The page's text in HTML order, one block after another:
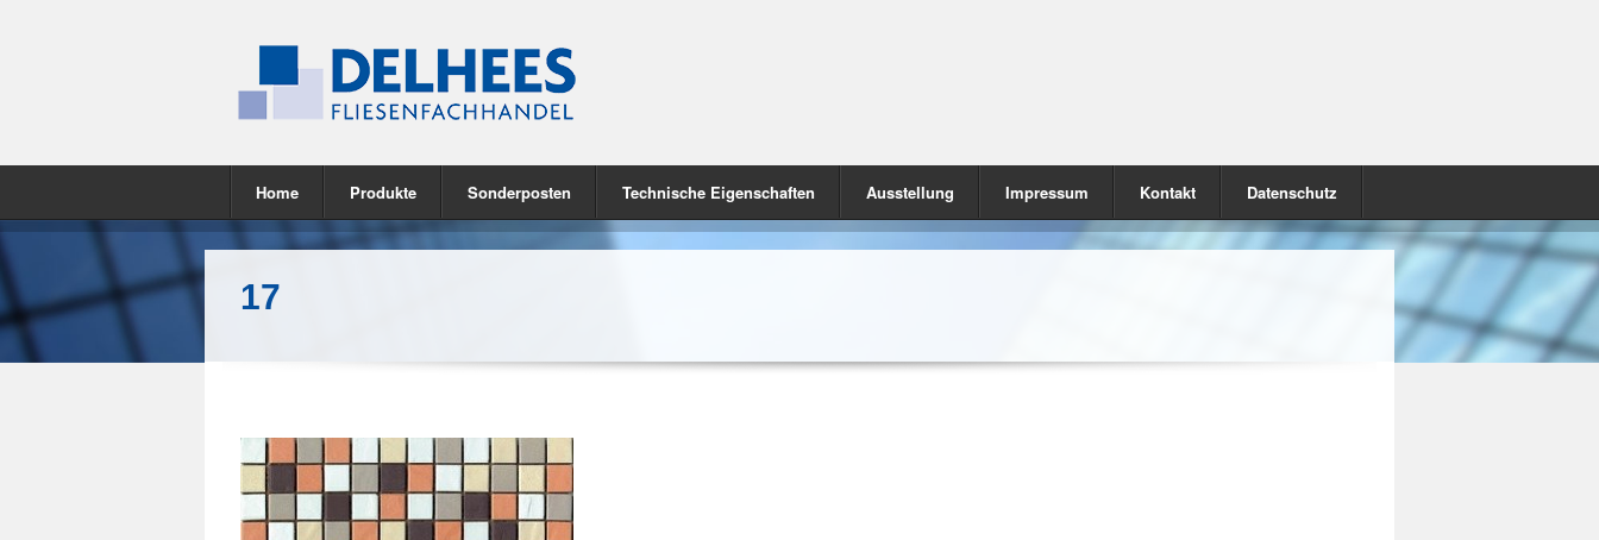
Home Produkte Sonderposten Technische Eigenschaften Ausstellung Impressum Kontakt Datenschutz
17